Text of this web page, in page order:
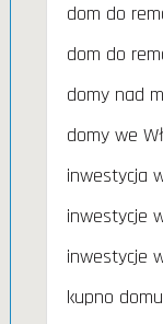
dom do
dom do
domy nad
domy we
inwestycja
inwestycje
inwestycje
kupno